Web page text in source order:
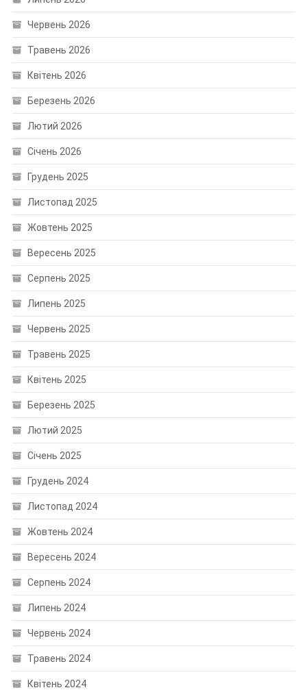
Червень 2026
Травень 2026
Квітень 2026
Березень 2026
Лютий 2026
Січень 2026
Грудень 2025
Листопад 2025
Жовтень 2025
Вересень 2025
Серпень 2025
Липень 2025
Червень 2025
Травень 2025
Квітень 2025
Березень 2025
Лютий 2025
Січень 2025
Грудень 2024
Листопад 2024
Жовтень 2024
Вересень 2024
Серпень 2024
Липень 2024
Червень 2024
Травень 2024
Квітень 2024